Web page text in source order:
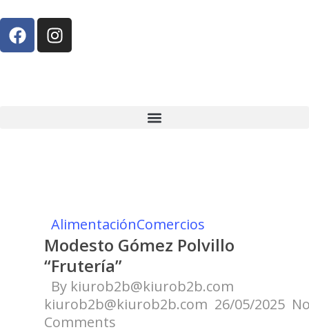
AlimentaciónComercios
Modesto Gómez Polvillo
“Frutería”
By kiurob2b@kiurob2b.com
kiurob2b@kiurob2b.com 26/05/2025
Comments